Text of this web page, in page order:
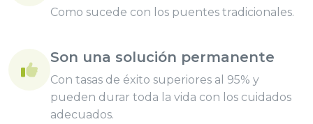
Como sucede con los puentes tradicionales.
Son una solución permanente
Con tasas de éxito superiores al 95% y
pueden durar toda la vida con los cuidados
adecuados.